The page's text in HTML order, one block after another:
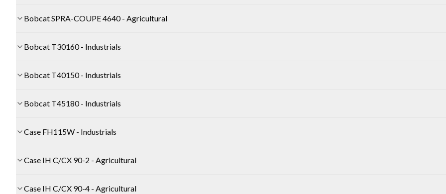
Bobcat SPRA-COUPE 4640 - Agricultural
Bobcat T30160 - Industrials
Bobcat T40150 - Industrials
Bobcat T45180 - Industrials
Case FH115W - Industrials
Case IH C/CX 90-2 - Agricultural
Case IH C/CX 90-4 - Agricultural